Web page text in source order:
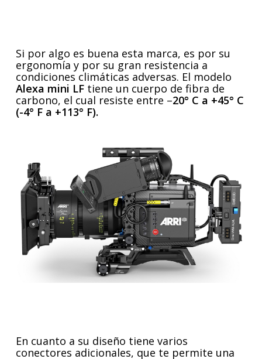
Si por algo es buena esta marca, es por su
ergonomía y por su gran resistencia a
condiciones climáticas adversas. El modelo
Alexa mini LFtiene un cuerpo de fibra de
carbono, el cual resiste entre –20° C a +45° C
(-4° F a +113° F).
En cuanto a su diseño tiene varios
conectores adicionales, que te permite una